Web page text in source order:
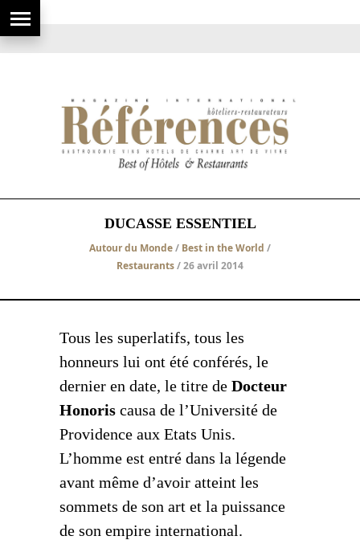
DUCASSE ESSENTIEL
Autour du Monde/ Best in the World /
Restaurants/ 26 avril 2014
Tous les superlatifs, tous les
honneurs lui ont été conférés, le
dernier en date, le titre de Docteur
Honoris causa de l’Université de
Providence aux Etats Unis.
L’homme est entré dans la légende
avant même d’avoir atteint les
sommets de son art et la puissance
de son empire international.